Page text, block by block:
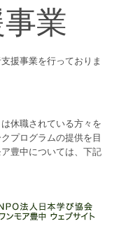
業
援事業を行っておりま
休職されている方々を
プログラムの提供を目
豊中については、下記